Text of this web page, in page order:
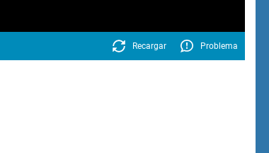
Recargar Problema